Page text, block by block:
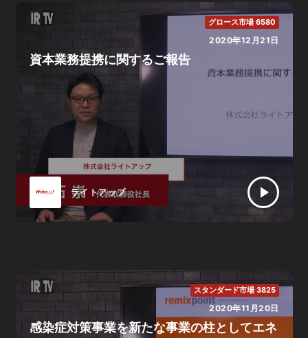
グロース市場 6580
2020年12月21日
ライトアップ
資本業務提携に関するご報告
スタンダード市場 3825
2020年11月20日
感染症対策事業を新たな事業の柱としてエネ